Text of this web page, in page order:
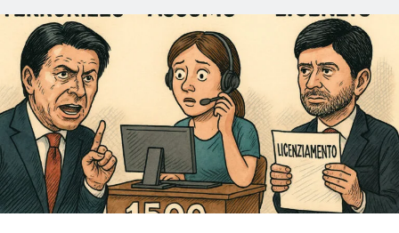
Meta
Accedi
Feed dei contenuti
Feed dei commenti
WordPress.org
food